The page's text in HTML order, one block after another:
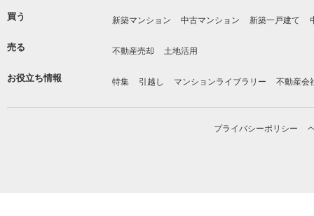
買う 新築マンション 中古マンション 新築一戸建て
売る 不動産売却 土地活用
お役立ち情報 特集 引越し マンションライブラリー 不動産会
プライバシーポリシー